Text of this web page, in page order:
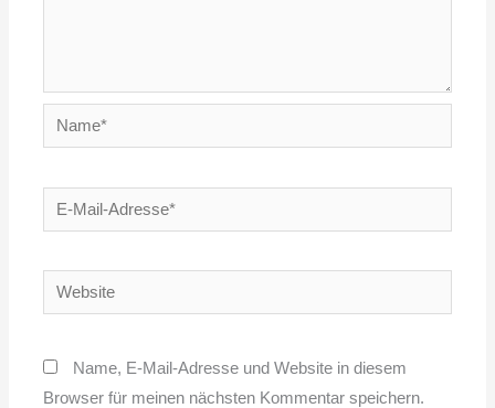
Name*
E-
Mail-
Website
Name, E-Mail-Adresse und Website in diesem
Browser für meinen nächsten Kommentar speichern.